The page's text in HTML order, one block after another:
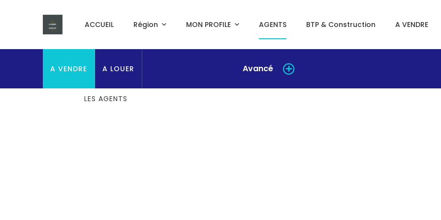
ACCUEIL Région MON PROFILE AGENTS BTP & Construction A VENDRE
A VENDRE A LOUER Avancé
LES AGENTS